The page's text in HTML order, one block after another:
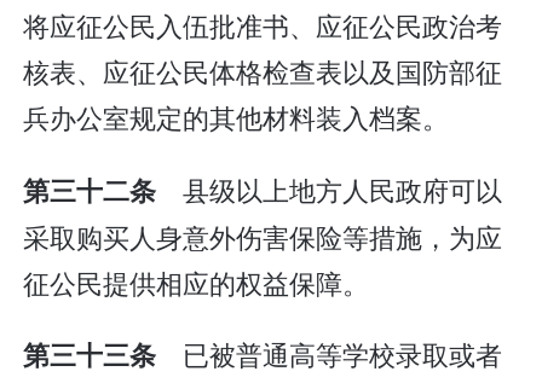
将应征公民入伍批准书、应征公民政治考
核表、应征公民体格检查表以及国防部征
兵办公室规定的其他材料装入档案。
第三十二条 县级以上地方人民政府可以
采取购买人身意外伤害保险等措施，为应
征公民提供相应的权益保障。
第三十三条 已被普通高等学校录取或者